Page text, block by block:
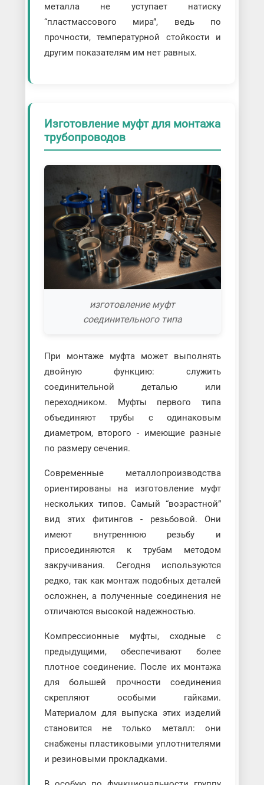
металла не уступает натиску
“пластмассового мира”, ведь по
прочности, температурной стойкости и
другим показателям им нет равных.
Изготовление муфт для монтажа
трубопроводов
изготовление муфт
соединительного типа
При монтаже муфта может выполнять
двойную функцию: служить
соединительной деталью или
переходником. Муфты первого типа
объединяют трубы с одинаковым
диаметром, второго - имеющие разные
по размеру сечения.
Современные металлопроизводства
ориентированы на изготовление муфт
нескольких типов. Самый “возрастной”
вид этих фитингов - резьбовой. Они
имеют внутреннюю резьбу и
присоединяются к трубам методом
закручивания. Сегодня используются
редко, так как монтаж подобных деталей
осложнен, а полученные соединения не
отличаются высокой надежностью.
Компрессионные муфты, сходные с
предыдущими, обеспечивают более
плотное соединение. После их монтажа
для большей прочности соединения
скрепляют особыми гайками.
Материалом для выпуска этих изделий
становится не только металл: они
снабжены пластиковыми уплотнителями
и резиновыми прокладками.